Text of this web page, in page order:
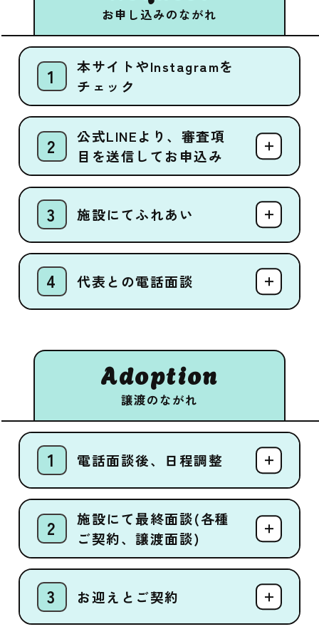
お申し込みのながれ
本サイトやInstagramを
チェック
公式LINEより、審査項
目を送信してお申込み
施設にてふれあい
代表との電話面談
Adoption
譲渡のながれ
電話面談後、日程調整
施設にて最終面談(各種
ご契約、譲渡面談)
お迎えとご契約